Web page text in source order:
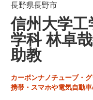
長野県長野市
信州大学
学科 林卓
助教
カーボンナノチューブ・
携帯・スマホや電気自動